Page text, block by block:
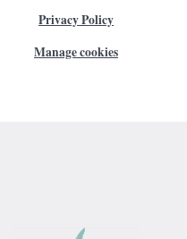
Privacy Policy
Manage cookies